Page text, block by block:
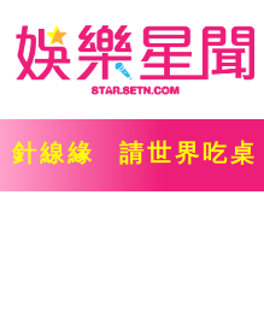
針線緣 請世界吃桌